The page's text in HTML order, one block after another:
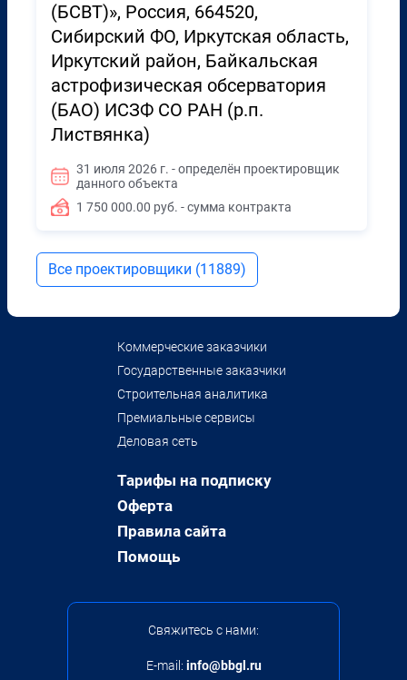
(БСВТ)», Россия, 664520,
Сибирский ФО, Иркутская область,
Иркутский район, Байкальская
астрофизическая обсерватория
(БАО) ИСЗФ СО РАН (р.п.
Листвянка)
31 июля 2026 г. - определён проектировщик
данного объекта
1 750 000.00 руб. - сумма контракта
Все проектировщики (11889)
Коммерческие заказчики
Государственные заказчики
Строительная аналитика
Премиальные сервисы
Деловая сеть
Тарифы на подписку
Оферта
Правила сайта
Помощь
Свяжитесь с нами:
E-mail: info@bbgl.ru